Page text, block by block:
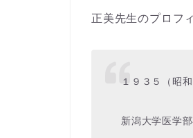
正美先生のプロフ
１９３５（昭
新潟大学医学